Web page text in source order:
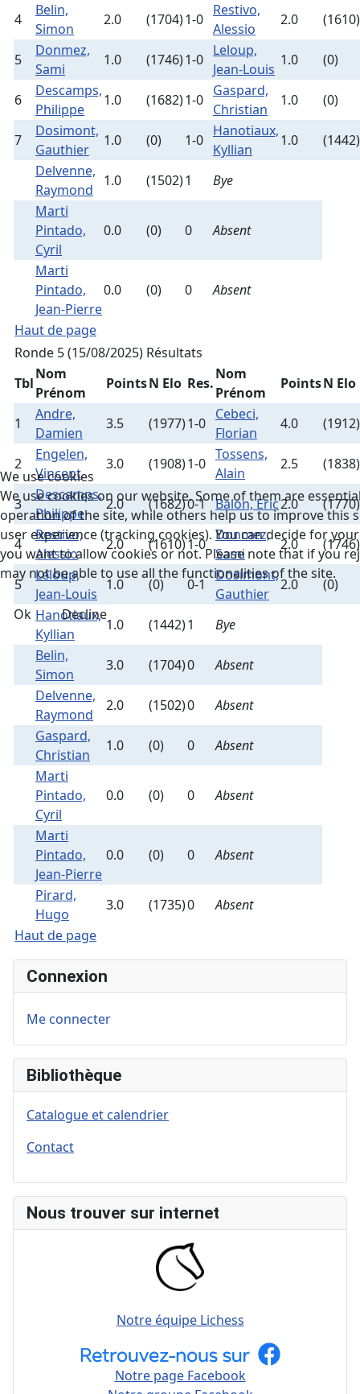
4
Belin,
Simon
2.0 (1704)1-0
Restivo,
Alessio
2.0 (1610)
5
Donmez,
Sami
1.0 (1746)1-0
Leloup,
Jean-Louis
1.0 (0)
6
Descamps,
Philippe
1.0 (1682)1-0
Gaspard,
Christian
1.0 (0)
7
Dosimont,
Gauthier
1.0 (0) 1-0
Hanotiaux,
Kyllian
1.0
(1442)
Delvenne,
Raymond
1.0 (1502)1
Bye
Marti
Pintado,
Cyril
0.0 (0) 0 Absent
Marti
Pintado,
Jean-Pierre
0.0 (0) 0 Absent
Haut de page
Ronde 5 (15/08/2025) Résultats
Tbl
Nom
Prénom
PointsN Elo Res.
Nom
Prénom
PointsN Elo
1
Andre,
Damien
3.5 (1977)1-0
Cebeci,
Florian
4.0 (1912)
2
Engelen,
Vincent
3.0 (1908)1-0
Tossens,
Alain
2.5 (1838)
3
Descamps,
Philippe
2.0 (1682)0-1 Balon, Eric2.0 (1770)
4
Restivo,
Alessio
2.0 (1610)1-0
Donmez,
Sami
2.0 (1746)
5
Leloup,
Jean-Louis
1.0 (0) 0-1
Dosimont,
Gauthier
2.0
(0)
Hanotiaux,
Kyllian
1.0 (1442)1
Bye
Belin,
Simon
3.0 (1704)0
Absent
Delvenne,
Raymond
2.0 (1502)0
Absent
Gaspard,
Christian
1.0 (0) 0
Absent
Marti
Pintado,
Cyril
0.0 (0) 0 Absent
Marti
Pintado,
Jean-Pierre
0.0 (0) 0 Absent
Pirard,
Hugo
3.0 (1735)0
Absent
Haut de page
Connexion
Me connecter
Bibliothèque
Catalogue et calendrier
Contact
Nous trouver sur internet
Notre équipe Lichess
Notre page Facebook
We use cookies
We use cookies on our website. Some of them are
operation of the site, while others help us to improve this
user experience (tracking cookies). You can decide for
you want to allow cookies or not. Please note that if you
may not be able to use all the functionalities of the site.
Ok Decline